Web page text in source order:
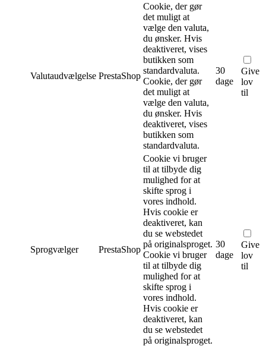
Valutaudvælgelse PrestaShop
Cookie, der gør
det muligt at
vælge den valuta,
du ønsker. Hvis
deaktiveret, vises
butikken som
standardvaluta.
Cookie, der gør
det muligt at
vælge den valuta,
du ønsker. Hvis
deaktiveret, vises
butikken som
standardvaluta.
30
dage
Give
lov
til
Sprogvælger PrestaShop
Cookie vi bruger
til at tilbyde dig
mulighed for at
skifte sprog i
vores indhold.
Hvis cookie er
deaktiveret, kan
du se webstedet
på originalsproget.
Cookie vi bruger
til at tilbyde dig
mulighed for at
skifte sprog i
vores indhold.
Hvis cookie er
deaktiveret, kan
du se webstedet
på originalsproget.
30
dage
Give
lov
til